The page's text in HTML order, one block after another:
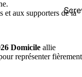
et aux supporters de la
Domicile allie
représenter fièrement